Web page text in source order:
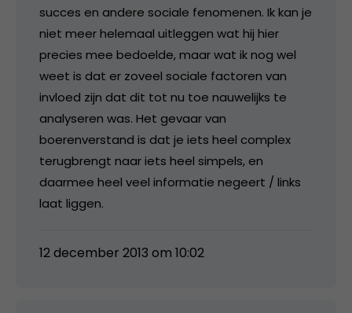
succes en andere sociale fenomenen. Ik kan je
niet meer helemaal uitleggen wat hij hier
precies mee bedoelde, maar wat ik nog wel
weet is dat er zoveel sociale factoren van
invloed zijn dat dit tot nu toe nauwelijks te
analyseren was. Het gevaar van
boerenverstand is dat je iets heel complex
terugbrengt naar iets heel simpels, en
daarmee heel veel informatie negeert / links
laat liggen.
12 december 2013 om 10:02